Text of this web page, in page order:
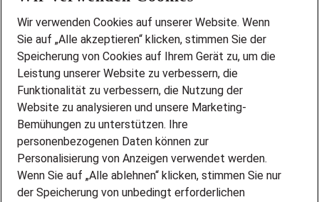
Wir stellen ein!
DEINE BERUFSGRUPPE
DEINE LEBENSSITUATION
PARTNERSHIP WITH AIRBUS
INITIATIV BEWERBEN
ÜBER UNS
STANDORTE
BLOG
PRESSE
Wir verwenden Cookies auf unserer Website. Wenn
Sie auf „Alle akzeptieren“ klicken, stimmen Sie der
Speicherung von Cookies auf Ihrem Gerät zu, um die
Leistung unserer Website zu verbessern, die
Funktionalität zu verbessern, die Nutzung der
Website zu analysieren und unsere Marketing-
Bemühungen zu unterstützen. Ihre
personenbezogenen Daten können zur
Personalisierung von Anzeigen verwendet werden.
Wenn Sie auf „Alle ablehnen“ klicken, stimmen Sie nur
der Speicherung von unbedingt erforderlichen